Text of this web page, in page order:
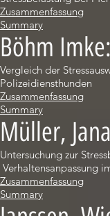
Zusammenfassung
Summary
Böhm Imke:
Vergleich der
Polizeidiensthunden
Zusammenfassung
Summary
Müller,
Untersuchung zur
Verhaltensanpassung
Zusammenfassung
Summary